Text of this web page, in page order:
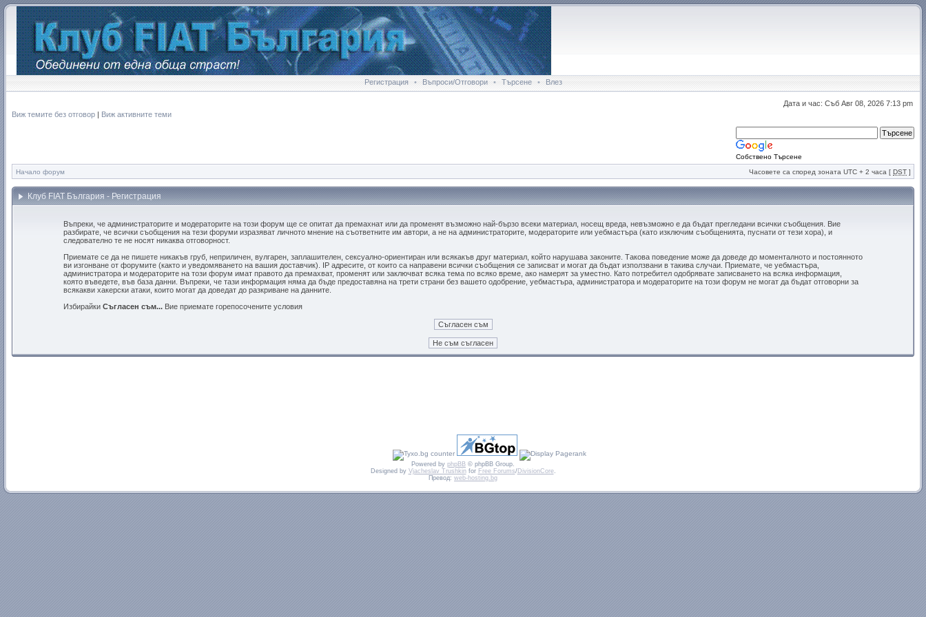
Регистрация • Въпроси/Отговори • Търсене • Влез
Дата и час: Съб Авг 08, 2026 7:13 pm
Виж темите без отговор | Виж активните теми
Собствено Търсене
Начало форум
Часовете са според зоната UTC + 2 часа [ DST ]
Клуб FIAT България - Регистрация
Въпреки, че администраторите и модераторите на този форум ще се опитат да премахнат или да променят възможно най-бързо всеки материал, носещ вреда, невъзможно е да бъдат прегледани всички съобщения. Вие
разбирате, че всички съобщения на тези форуми изразяват личното мнение на съответните им автори, а не на администраторите, модераторите или уебмастъра (като изключим съобщенията, пуснати от тези хора), и
следователно те не носят никаква отговорност.
Приемате се да не пишете никакъв груб, неприличен, вулгарен, заплашителен, сексуално-ориентиран или всякакъв друг материал, който нарушава законите. Такова поведение може да доведе до моменталното и постоянното
ви изгонване от форумите (както и уведомяването на вашия доставчик). IP адресите, от които са направени всички съобщения се записват и могат да бъдат използвани в такива случаи. Приемате, че уебмастъра,
администратора и модераторите на този форум имат правото да премахват, променят или заключват всяка тема по всяко време, ако намерят за уместно. Като потребител одобрявате записването на всяка информация,
която въведете, във база данни. Въпреки, че тази информация няма да бъде предоставяна на трети страни без вашето одобрение, уебмастъра, администратора и модераторите на този форум не могат да бъдат отговорни за
всякакви хакерски атаки, които могат да доведат до разкриване на данните.
Избирайки Съгласен съм... Вие приемате горепосочените условия
Powered by phpBB © phpBB Group.
Designed by Vjacheslav Trushkinfor Free Forums/DivisionCore.
Превод: web-hosting.bg